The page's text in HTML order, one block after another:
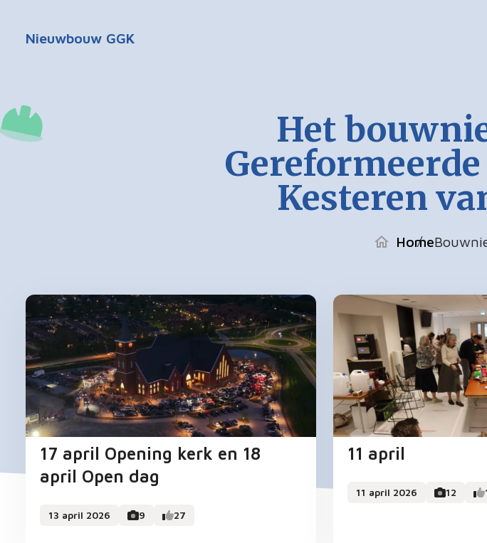
Nieuwbouw GGK
Het
Kesteren
Home
17 april Opening kerk en 18
april Open dag
13 april 2026 9 27
11 april
11 april 2026 12